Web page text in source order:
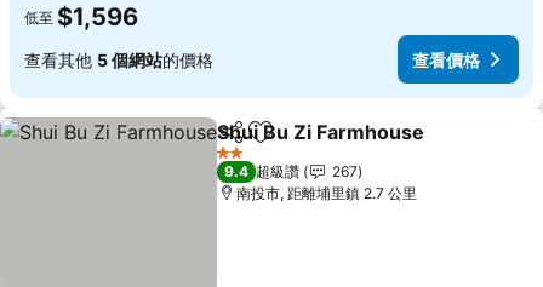
低至 $1,596
查看其他 5 個網站的價格 查看價格
分享 加入我的最愛
Shui Bu Zi Farmhouse
2 星級
9.4 超級讚
267
南投市, 距離埔里鎮 2.7 公里